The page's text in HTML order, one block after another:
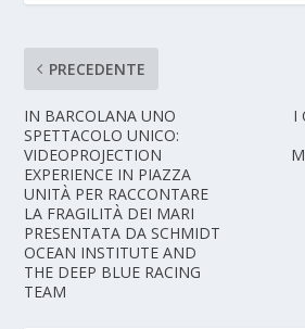
PRECEDENTE
IN BARCOLANA UNO
SPETTACOLO UNICO:
VIDEOPROJECTION
EXPERIENCE IN PIAZZA
UNITÀ PER RACCONTARE
LA FRAGILITÀ DEI MARI
PRESENTATA DA SCHMIDT
OCEAN INSTITUTE AND
THE DEEP BLUE RACING
TEAM
I